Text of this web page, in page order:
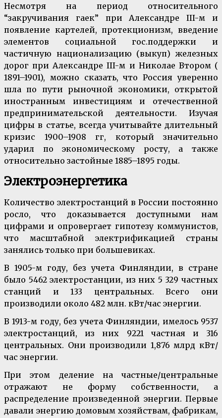
Несмотря на период относительного
“закручивания гаек” при Александре III-м и
появление картелей, протекционизм, введение
элементов социальной гос.поддержки и
частичную национализацию (выкуп) железных
дорог при Александре III-м и Николае Втором (
1891–1901), можно сказать, что Россия уверенно
шла по пути рыночной экономики, открытой
иностранным инвестициям и отечественной
предпринимательской деятельности. Изучая
цифры в статье, всегда учитывайте длительный
кризис 1900–1908 гг, который значительно
ударил по экономическому росту, а также
относительно застойные 1885–1895 годы.
Электроэнергетика
Количество электростанций в России постоянно
росло, что доказывается доступными нам
цифрами и опровергает гипотезу коммунистов,
что масштабной электрификацией страны
занялись только при большевиках.
В 1905-м году, без учета Финляндии, в стране
было 5462 электростанции, из них 5 329 частных
станций и 133 центральных. Всего они
производили около 482 млн. кВт/час энергии.
В 1913-м году, без учета Финляндии, имелось 9537
электростанций, из них 9221 частная и 316
центральных. Они производили 1,876 млрд кВт/
час энергии.
При этом деление на частные/центральные
отражают не форму собственности, а
распределение произведенной энергии. Первые
давали энергию домовым хозяйствам, фабрикам,